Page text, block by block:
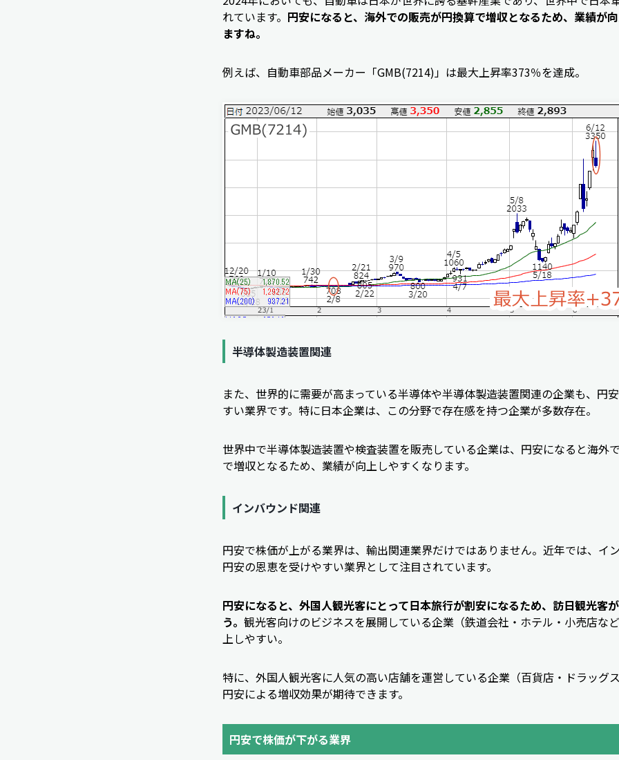
れています。 円安になると、海外での販売が円換算で増収となるため、業績が
ますね。
例えば、自動車部品メーカー「GMB(7214)」は最大上昇率373％を達成。
半導体製造装置関連
また、世界的に需要が高まっている半導体や半導体製造装置関連の企業も、円
すい業界です。特に日本企業は、この分野で存在感を持つ企業が多数存在。
世界中で半導体製造装置や検査装置を販売している企業は、円安になると海外
で増収となるため、業績が向上しやすくなります。
インバウンド関連
円安で株価が上がる業界は、輸出関連業界だけではありません。近年では、イ
円安の恩恵を受けやすい業界として注目されています。
円安になると、外国人観光客にとって日本旅行が割安になるため、訪日観光客
う。 観光客向けのビジネスを展開している企業（鉄道会社・ホテル・小売店な
上しやすい。
特に、外国人観光客に人気の高い店舗を運営している企業（百貨店・ドラッグ
円安による増収効果が期待できます。
円安で株価が下がる業界